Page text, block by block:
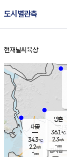
도시별관측
홈
현재날씨 육상
경서동
대곶
34.3℃
2.2m/s
-mm
양촌
36.1℃
2.3m/s
-mm